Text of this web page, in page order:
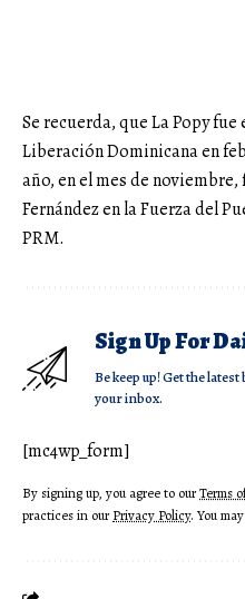
Se recuerda, que La Popy
Liberación Dominicana en
año, en el mes de
Fernández en la Fuerza del
PRM.
Sign Up For
Be keep up! Get the
your inbox.
[mc4wp_form]
By signing up, you agree to ourTerms
practices in ourPrivacy Policy. You